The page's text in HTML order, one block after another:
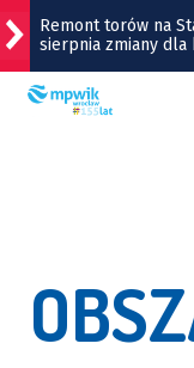
Ekosystemu